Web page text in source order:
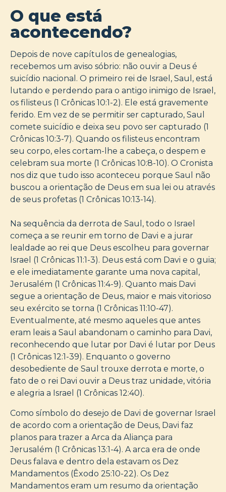
O que está
acontecendo?
Depois de nove capítulos de genealogias,
recebemos um aviso sóbrio: não ouvir a Deus é
suicídio nacional. O primeiro rei de Israel, Saul, está
lutando e perdendo para o antigo inimigo de Israel,
os filisteus (1 Crônicas 10:1-2). Ele está gravemente
ferido. Em vez de se permitir ser capturado, Saul
comete suicídio e deixa seu povo ser capturado (1
Crônicas 10:3-7). Quando os filisteus encontram
seu corpo, eles cortam-lhe a cabeça, o despem e
celebram sua morte (1 Crônicas 10:8-10). O Cronista
nos diz que tudo isso aconteceu porque Saul não
buscou a orientação de Deus em sua lei ou através
de seus profetas (1 Crônicas 10:13-14).
Na sequência da derrota de Saul, todo o Israel
começa a se reunir em torno de Davi e a jurar
lealdade ao rei que Deus escolheu para governar
Israel (1 Crônicas 11:1-3). Deus está com Davi e o guia;
e ele imediatamente garante uma nova capital,
Jerusalém (1 Crônicas 11:4-9). Quanto mais Davi
segue a orientação de Deus, maior e mais vitorioso
seu exército se torna (1 Crônicas 11:10-47).
Eventualmente, até mesmo aqueles que antes
eram leais a Saul abandonam o caminho para Davi,
reconhecendo que lutar por Davi é lutar por Deus
(1 Crônicas 12:1-39). Enquanto o governo
desobediente de Saul trouxe derrota e morte, o
fato de o rei Davi ouvir a Deus traz unidade, vitória
e alegria a Israel (1 Crônicas 12:40).
Como símbolo do desejo de Davi de governar Israel
de acordo com a orientação de Deus, Davi faz
planos para trazer a Arca da Aliança para
Jerusalém (1 Crônicas 13:1-4). A arca era de onde
Deus falava e dentro dela estavam os Dez
Mandamentos (Êxodo 25:10-22). Os Dez
Mandamentos eram um resumo da orientação